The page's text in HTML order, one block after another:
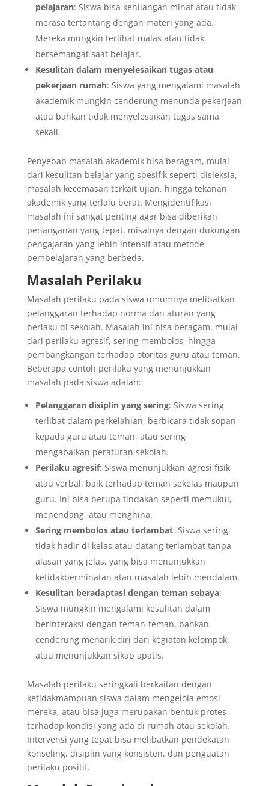
pelajaran: Siswa bisa kehilangan minat atau tidak
merasa tertantang dengan materi yang ada.
Mereka mungkin terlihat malas atau tidak
bersemangat saat belajar.
Kesulitan dalam menyelesaikan tugas atau
pekerjaan rumah: Siswa yang mengalami masalah
akademik mungkin cenderung menunda pekerjaan
atau bahkan tidak menyelesaikan tugas sama
sekali.
Penyebab masalah akademik bisa beragam, mulai
dari kesulitan belajar yang spesifik seperti disleksia,
masalah kecemasan terkait ujian, hingga tekanan
akademik yang terlalu berat. Mengidentifikasi
masalah ini sangat penting agar bisa diberikan
penanganan yang tepat, misalnya dengan dukungan
pengajaran yang lebih intensif atau metode
pembelajaran yang berbeda.
Masalah Perilaku
Masalah perilaku pada siswa umumnya melibatkan
pelanggaran terhadap norma dan aturan yang
berlaku di sekolah. Masalah ini bisa beragam, mulai
dari perilaku agresif, sering membolos, hingga
pembangkangan terhadap otoritas guru atau teman.
Beberapa contoh perilaku yang menunjukkan
masalah pada siswa adalah:
Pelanggaran disiplin yang sering: Siswa sering
terlibat dalam perkelahian, berbicara tidak sopan
kepada guru atau teman, atau sering
mengabaikan peraturan sekolah.
Perilaku agresif: Siswa menunjukkan agresi fisik
atau verbal, baik terhadap teman sekelas maupun
guru. Ini bisa berupa tindakan seperti memukul,
menendang, atau menghina.
Sering membolos atau terlambat: Siswa sering
tidak hadir di kelas atau datang terlambat tanpa
alasan yang jelas, yang bisa menunjukkan
ketidakberminatan atau masalah lebih mendalam.
Kesulitan beradaptasi dengan teman sebaya:
Siswa mungkin mengalami kesulitan dalam
berinteraksi dengan teman-teman, bahkan
cenderung menarik diri dari kegiatan kelompok
atau menunjukkan sikap apatis.
Masalah perilaku seringkali berkaitan dengan
ketidakmampuan siswa dalam mengelola emosi
mereka, atau bisa juga merupakan bentuk protes
terhadap kondisi yang ada di rumah atau sekolah.
Intervensi yang tepat bisa melibatkan pendekatan
konseling, disiplin yang konsisten, dan penguatan
perilaku positif.